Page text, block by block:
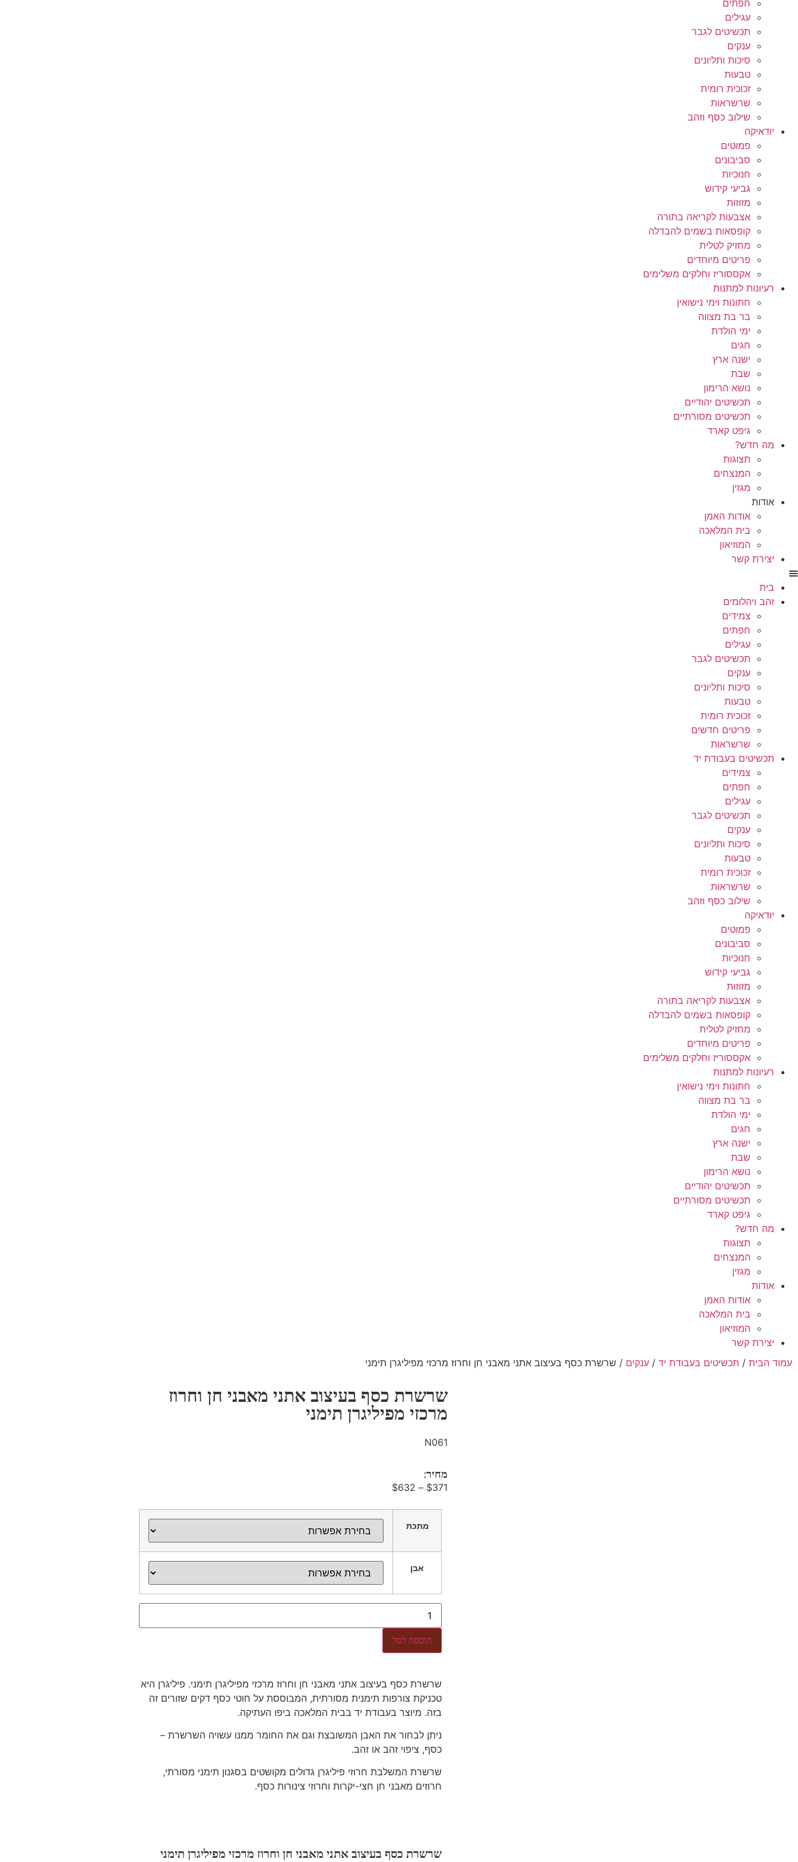
חפתים
עגילים
תכשיטים לגבר
ענקים
סיכות ותליונים
טבעות
זכוכית רומית
שרשראות
שילוב כסף וזהב
יודאיקה
פמוטים
סביבונים
חנוכיות
גביעי קידוש
מזוזות
אצבעות לקריאה בתורה
קופסאות בשמים להבדלה
מחזיק לטלית
פריטים מיוחדים
אקססוריז וחלקים משלימים
רעיונות למתנות
חתונות וימי נישואין
בר בת מצווה
ימי הולדת
חגים
ישנה ארץ
שבת
נושא הרימון
תכשיטים יהודיים
תכשיטים מסורתיים
גיפט קארד
מה חדש?
תצוגות
המנצחים
מגזין
אודות
אודות האמן
בית המלאכה
המוזיאון
יצירת קשר
בית
זהב ויהלומים
צמידים
חפתים
עגילים
תכשיטים לגבר
ענקים
סיכות ותליונים
טבעות
זכוכית רומית
פריטים חדשים
שרשראות
תכשיטים בעבודת יד
צמידים
חפתים
עגילים
תכשיטים לגבר
ענקים
סיכות ותליונים
טבעות
זכוכית רומית
שרשראות
שילוב כסף וזהב
יודאיקה
פמוטים
סביבונים
חנוכיות
גביעי קידוש
מזוזות
אצבעות לקריאה בתורה
קופסאות בשמים להבדלה
מחזיק לטלית
פריטים מיוחדים
אקססוריז וחלקים משלימים
רעיונות למתנות
חתונות וימי נישואין
בר בת מצווה
ימי הולדת
חגים
ישנה ארץ
שבת
נושא הרימון
תכשיטים יהודיים
תכשיטים מסורתיים
גיפט קארד
מה חדש?
תצוגות
המנצחים
מגזין
אודות
אודות האמן
בית המלאכה
המוזיאון
יצירת קשר
עמוד הבית / תכשיטים בעבודת יד / ענקים / שרשרת כסף בעיצוב אתני מאבני חן וחרוז מרכזי מפיליגרן תימני
שרשרת כסף בעיצוב אתני מאבני חן וחרוז
מרכזי מפיליגרן תימני
N061
מחיר:
$371
–
$632
מתכת
אבן
הוספה לסל
שרשרת כסף בעיצוב אתני מאבני חן וחרוז מרכזי מפיליגרן תימני. פיליגרן היא
טכניקת צורפות תימנית מסורתית, המבוססת על חוטי כסף דקים שזורים זה
בזה. מיוצר בעבודת יד בבית המלאכה ביפו העתיקה.
ניתן לבחור את האבן המשובצת וגם את החומר ממנו עשויה השרשרת –
כסף, ציפוי זהב או זהב.
שרשרת המשלבת חרוזי פיליגרן גדולים מקושטים בסגנון תימני מסורתי,
חרוזים מאבני חן חצי-יקרות וחרוזי צינורות כסף.
שרשרת כסף בעיצוב אתני מאבני חן וחרוז מרכזי מפיליגרן תימני